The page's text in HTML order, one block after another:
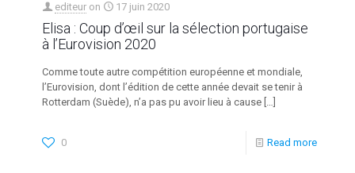
editeur on 17 juin 2020
Elisa : Coup d’œil sur la sélection portugaise
à l’Eurovision 2020
Comme toute autre compétition européenne et mondiale,
l’Eurovision, dont l’édition de cette année devait se tenir à
Rotterdam (Suède), n’a pas pu avoir lieu à cause […]
0 Read more